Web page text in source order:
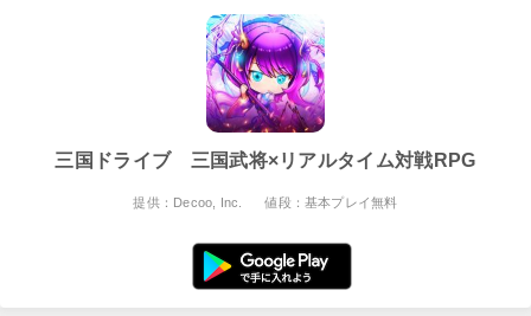
三国ドライブ 三国武将×リアルタイム対戦RPG
提供：Decoo, Inc. 値段：基本プレイ無料